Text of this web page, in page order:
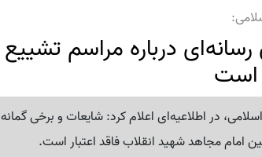
درباره مراسم
است
در اطلاعیه‌ای اعلام کرد: شایعات و برخی
امام مجاهد شهید انقلاب فاقد اعتبار است.